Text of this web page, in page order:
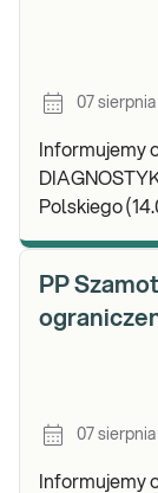
07
Informujemy
Polskiego (14.08-
PP
07
Informujemy